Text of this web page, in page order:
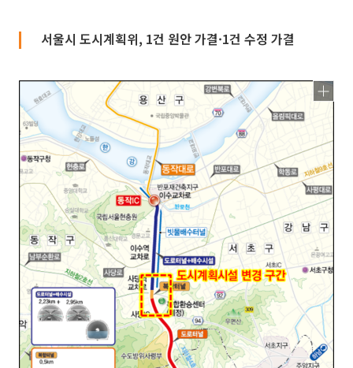
서울시 도시계획위, 1건 원안 가결·1건 수정 가결